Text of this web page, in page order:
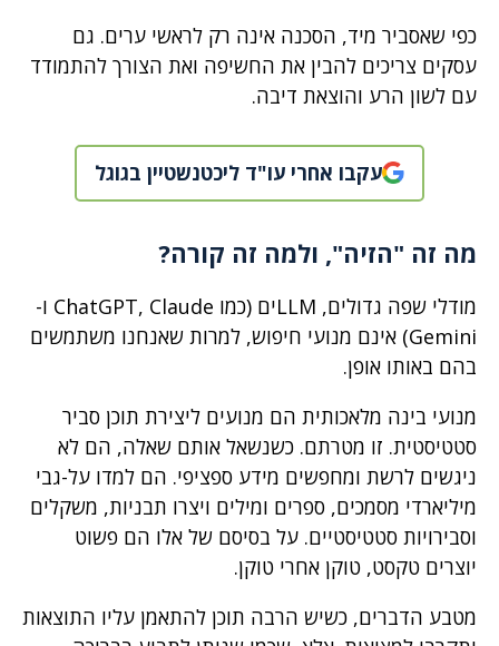
כפי שאסביר מיד, הסכנה אינה רק לראשי ערים. גם
עסקים צריכים להבין את החשיפה ואת הצורך להתמודד
עם לשון הרע והוצאת דיבה.
עקבו אחרי עו"ד ליכטנשטיין בגוגל
מה זה "הזיה", ולמה זה קורה?
מודלי שפה גדולים, LLMים (כמו ChatGPT, Claude ו-
Gemini) אינם מנועי חיפוש, למרות שאנחנו משתמשים
בהם באותו אופן.
מנועי בינה מלאכותית הם מנועים ליצירת תוכן סביר
סטטיסטית. זו מטרתם. כשנשאל אותם שאלה, הם לא
ניגשים לרשת ומחפשים מידע ספציפי. הם למדו על-גבי
מיליארדי מסמכים, ספרים ומילים ויצרו תבניות, משקלים
וסבירויות סטטיסטיים. על בסיסם של אלו הם פשוט
יוצרים טקסט, טוקן אחרי טוקן.
מטבע הדברים, כשיש הרבה תוכן להתאמן עליו התוצאות